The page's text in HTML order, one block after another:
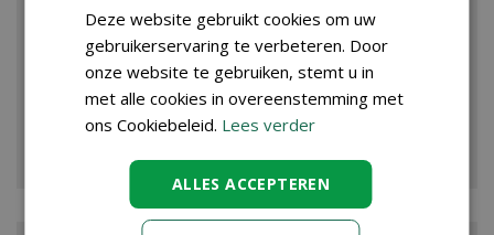
VIJVER
Deze website gebruikt cookies om uw
gebruikerservaring te verbeteren. Door
onze website te gebruiken, stemt u in
met alle cookies in overeenstemming met
ons Cookiebeleid. Lees verder
ALLES ACCEPTEREN